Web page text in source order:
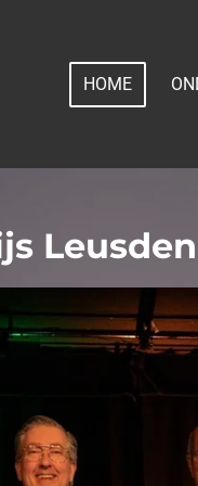
HOME